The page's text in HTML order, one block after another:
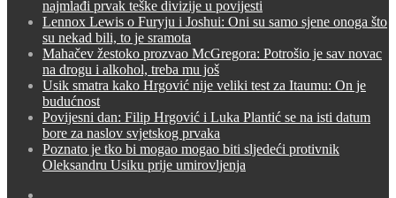
najmlađi prvak teške divizije u povijesti
Lennox Lewis o Furyju i Joshui: Oni su samo sjene onoga što
su nekad bili, to je sramota
Mahačev žestoko prozvao McGregora: Potrošio je sav novac
na drogu i alkohol, treba mu još
Usik smatra kako Hrgović nije veliki test za Itaumu: On je
budućnost
Povijesni dan: Filip Hrgović i Luka Plantić se na isti datum
bore za naslov svjetskog prvaka
Poznato je tko bi mogao mogao biti sljedeći protivnik
Oleksandru Usiku prije umirovljenja